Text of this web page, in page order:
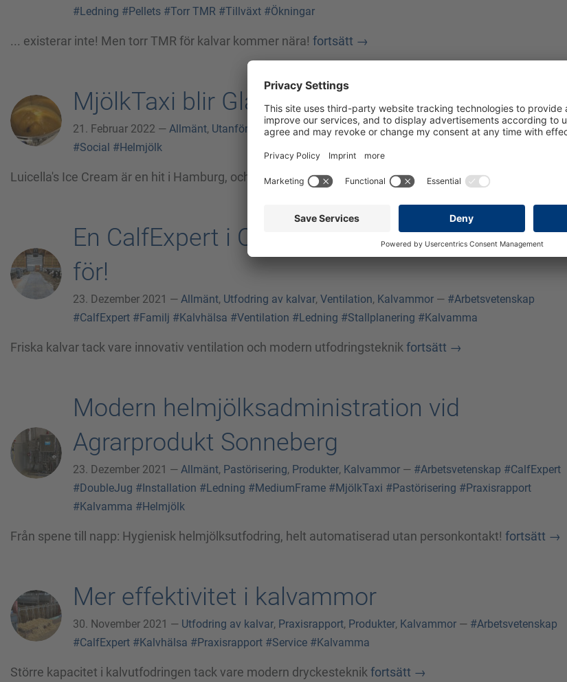
#Ledning #Pellets #Torr TMR #Tillväxt #Ökningar
... existerar inte! Men torr TMR för kalvar kommer nära! fortsätt →
MjölkTaxi blir GlassTaxi!
21. Februar 2022 — Allmänt, Utanför kalvarna —#Arbetsvetenskap #Isglass #Hamburg #MjölkTaxi
#Social #Helmjölk
Luicella's Ice Cream är en hit i Hamburg, och MjölkTaxin hjälper till i glassköketfortsätt→
En CalfExpert i Oberbayern visar vad den går
för!
23. Dezember 2021 — Allmänt, Utfodring av kalvar, Ventilation, Kalvammor — #Arbetsvetenskap
#CalfExpert #Familj #Kalvhälsa #Ventilation #Ledning #Stallplanering #Kalvamma
Friska kalvar tack vare innovativ ventilation och modern utfodringsteknik fortsätt →
Modern helmjölksadministration vid
Agrarprodukt Sonneberg
23. Dezember 2021 — Allmänt, Pastörisering, Produkter, Kalvammor — #Arbetsvetenskap #CalfExpert
#DoubleJug #Installation #Ledning #MediumFrame #MjölkTaxi #Pastörisering #Praxisrapport
#Kalvamma #Helmjölk
Från spene till napp: Hygienisk helmjölksutfodring, helt automatiserad utan personkontakt! fortsätt →
Mer effektivitet i kalvammor
30. November 2021 — Utfodring av kalvar, Praxisrapport, Produkter, Kalvammor — #Arbetsvetenskap
#CalfExpert #Kalvhälsa #Praxisrapport #Service #Kalvamma
Större kapacitet i kalvutfodringen tack vare modern dryckesteknik fortsätt →